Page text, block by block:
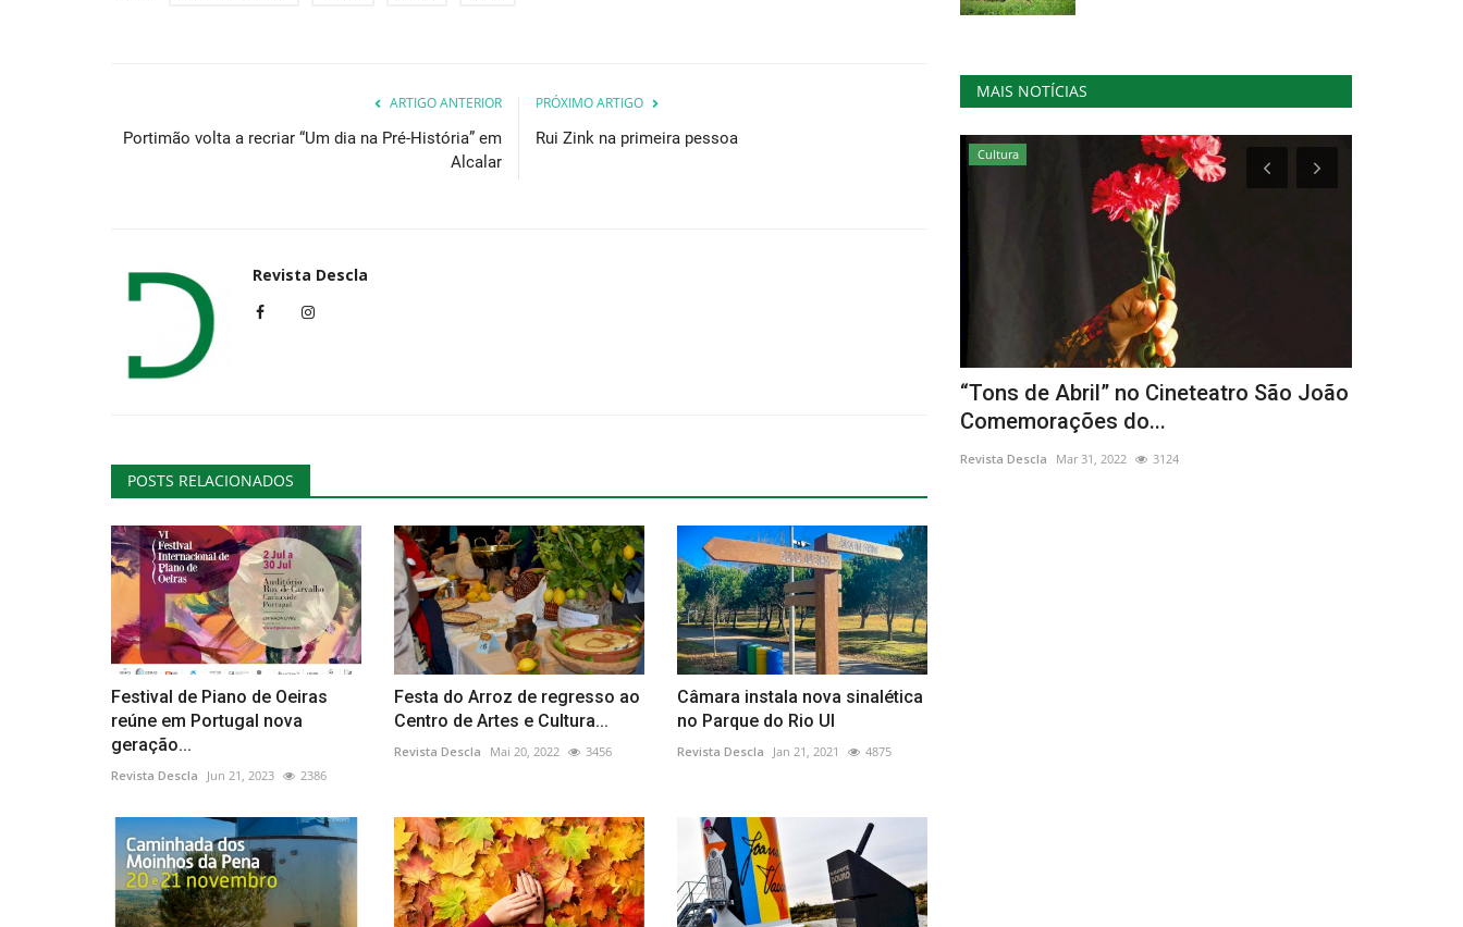
ARTIGO ANTERIOR
Portimão volta a recriar “Um dia na Pré-História” em
Alcalar
PRÓXIMO ARTIGO
Rui Zink na primeira pessoa
Revista Descla
POSTS RELACIONADOS
Festival de Piano de Oeiras
reúne em Portugal nova
geração...
Revista Descla Jun 21, 2023 2386
Festa do Arroz de regresso ao
Centro de Artes e Cultura...
Revista Descla Mai 20, 2022 3456
Câmara instala nova sinalética
no Parque do Rio Ul
Revista Descla Jan 21, 2021 4875
MAIS NOTÍCIAS
Cultura
“Tons de Abril” no Cineteatro São João
Comemorações do...
Revista Descla Mar 31, 2022 3124